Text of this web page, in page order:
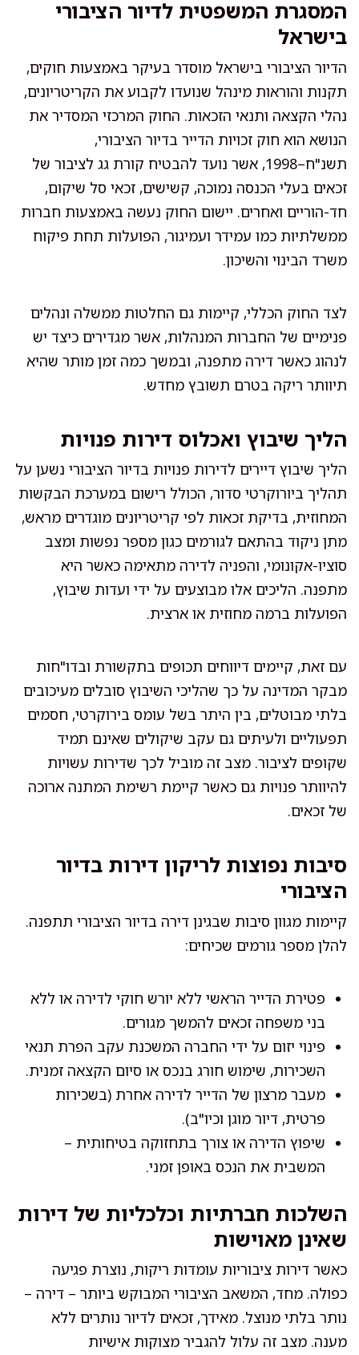
המסגרת המשפטית לדיור הציבורי
בישראל
הדיור הציבורי בישראל מוסדר בעיקר באמצעות חוקים,
תקנות והוראות מינהל שנועדו לקבוע את הקריטריונים,
נהלי הקצאה ותנאי הזכאות. החוק המרכזי המסדיר את
הנושא הוא חוק זכויות הדייר בדיור הציבורי,
תשנ"ח–1998, אשר נועד להבטיח קורת גג לציבור של
זכאים בעלי הכנסה נמוכה, קשישים, זכאי סל שיקום,
חד-הוריים ואחרים. יישום החוק נעשה באמצעות חברות
ממשלתיות כמו עמידר ועמיגור, הפועלות תחת פיקוח
משרד הבינוי והשיכון.
לצד החוק הכללי, קיימות גם החלטות ממשלה ונהלים
פנימיים של החברות המנהלות, אשר מגדירים כיצד יש
לנהוג כאשר דירה מתפנה, ובמשך כמה זמן מותר שהיא
תיוותר ריקה בטרם תשובץ מחדש.
הליך שיבוץ ואכלוס דירות פנויות
הליך שיבוץ דיירים לדירות פנויות בדיור הציבורי נשען על
תהליך ביורוקרטי סדור, הכולל רישום במערכת הבקשות
המחוזית, בדיקת זכאות לפי קריטריונים מוגדרים מראש,
מתן ניקוד בהתאם לגורמים כגון מספר נפשות ומצב
סוציו-אקונומי, והפניה לדירה מתאימה כאשר היא
מתפנה. הליכים אלו מבוצעים על ידי ועדות שיבוץ,
הפועלות ברמה מחוזית או ארצית.
עם זאת, קיימים דיווחים תכופים בתקשורת ובדו"חות
מבקר המדינה על כך שהליכי השיבוץ סובלים מעיכובים
בלתי מבוטלים, בין היתר בשל עומס בירוקרטי, חסמים
תפעוליים ולעיתים גם עקב שיקולים שאינם תמיד
שקופים לציבור. מצב זה מוביל לכך שדירות עשויות
להיוותר פנויות גם כאשר קיימת רשימת המתנה ארוכה
של זכאים.
סיבות נפוצות לריקון דירות בדיור
הציבורי
קיימות מגוון סיבות שבגינן דירה בדיור הציבורי תתפנה.
להלן מספר גורמים שכיחים:
פטירת הדייר הראשי ללא יורש חוקי לדירה או ללא
בני משפחה זכאים להמשך מגורים.
פינוי יזום על ידי החברה המשכנת עקב הפרת תנאי
השכירות, שימוש חורג בנכס או סיום הקצאה זמנית.
מעבר מרצון של הדייר לדירה אחרת (בשכירות
פרטית, דיור מוגן וכיו"ב).
שיפוץ הדירה או צורך בתחזוקה בטיחותית –
המשבית את הנכס באופן זמני.
השלכות חברתיות וכלכליות של דירות
שאינן מאוישות
כאשר דירות ציבוריות עומדות ריקות, נוצרת פגיעה
כפולה. מחד, המשאב הציבורי המבוקש ביותר – דירה –
נותר בלתי מנוצל. מאידך, זכאים לדיור נותרים ללא
מענה. מצב זה עלול להגביר מצוקות אישיות